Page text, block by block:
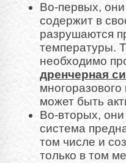
Во-первых,
содержит в
разрушаются
температуры.
необходимо
дренчерная
может быть
Во-вторых,
система
том числе и
только в том